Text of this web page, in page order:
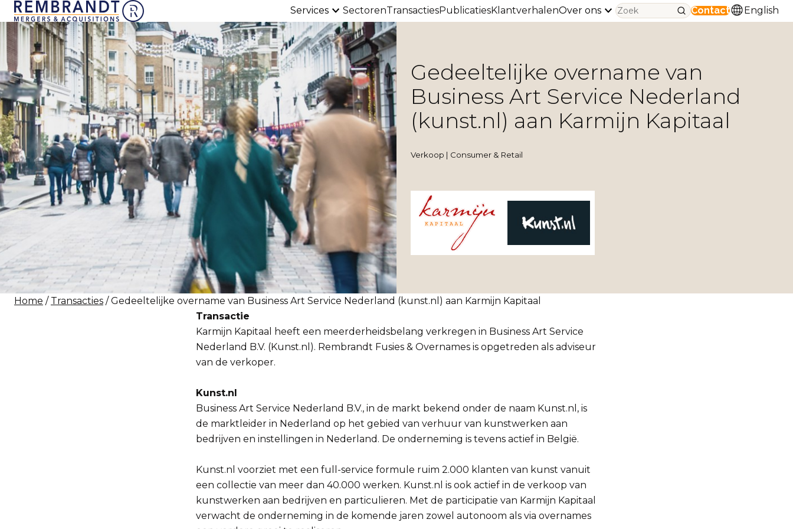
Services SectorenTransactiesPublicatiesKlantverhalenOver ons Contact English
Gedeeltelijke overname van
Business Art Service Nederland
(kunst.nl) aan Karmijn Kapitaal
Verkoop | Consumer & Retail
Home / Transacties / Gedeeltelijke overname van Business Art Service Nederland (kunst.nl) aan Karmijn Kapitaal
Transactie
Karmijn Kapitaal heeft een meerderheidsbelang verkregen in Business Art Service
Nederland B.V. (Kunst.nl). Rembrandt Fusies & Overnames is opgetreden als adviseur
van de verkoper.
Kunst.nl
Business Art Service Nederland B.V., in de markt bekend onder de naam Kunst.nl, is
de marktleider in Nederland op het gebied van verhuur van kunstwerken aan
bedrijven en instellingen in Nederland. De onderneming is tevens actief in België.
Kunst.nl voorziet met een full-service formule ruim 2.000 klanten van kunst vanuit
een collectie van meer dan 40.000 werken. Kunst.nl is ook actief in de verkoop van
kunstwerken aan bedrijven en particulieren. Met de participatie van Karmijn Kapitaal
verwacht de onderneming in de komende jaren zowel autonoom als via overnames